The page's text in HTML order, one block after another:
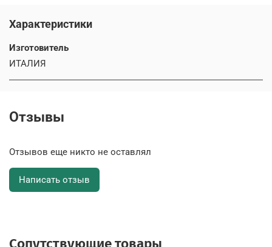
Характеристики
Изготовитель
ИТАЛИЯ
Отзывы
Отзывов еще никто не оставлял
Написать отзыв